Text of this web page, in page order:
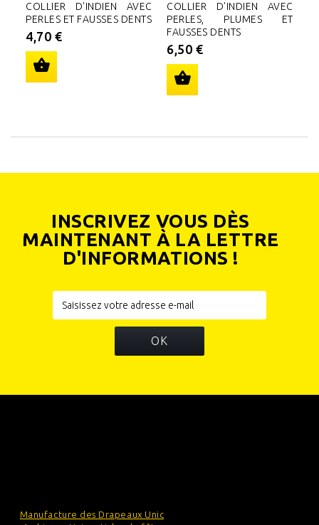
COLLIER D'INDIEN AVEC
PERLES ET FAUSSES DENTS
4,70 €
COLLIER D'INDIEN AVEC
PERLES, PLUMES ET
FAUSSES DENTS
6,50 €
INSCRIVEZ VOUS DÈS
MAINTENANT À LA LETTRE
D'INFORMATIONS !
OK
Manufacture des Drapeaux Unic